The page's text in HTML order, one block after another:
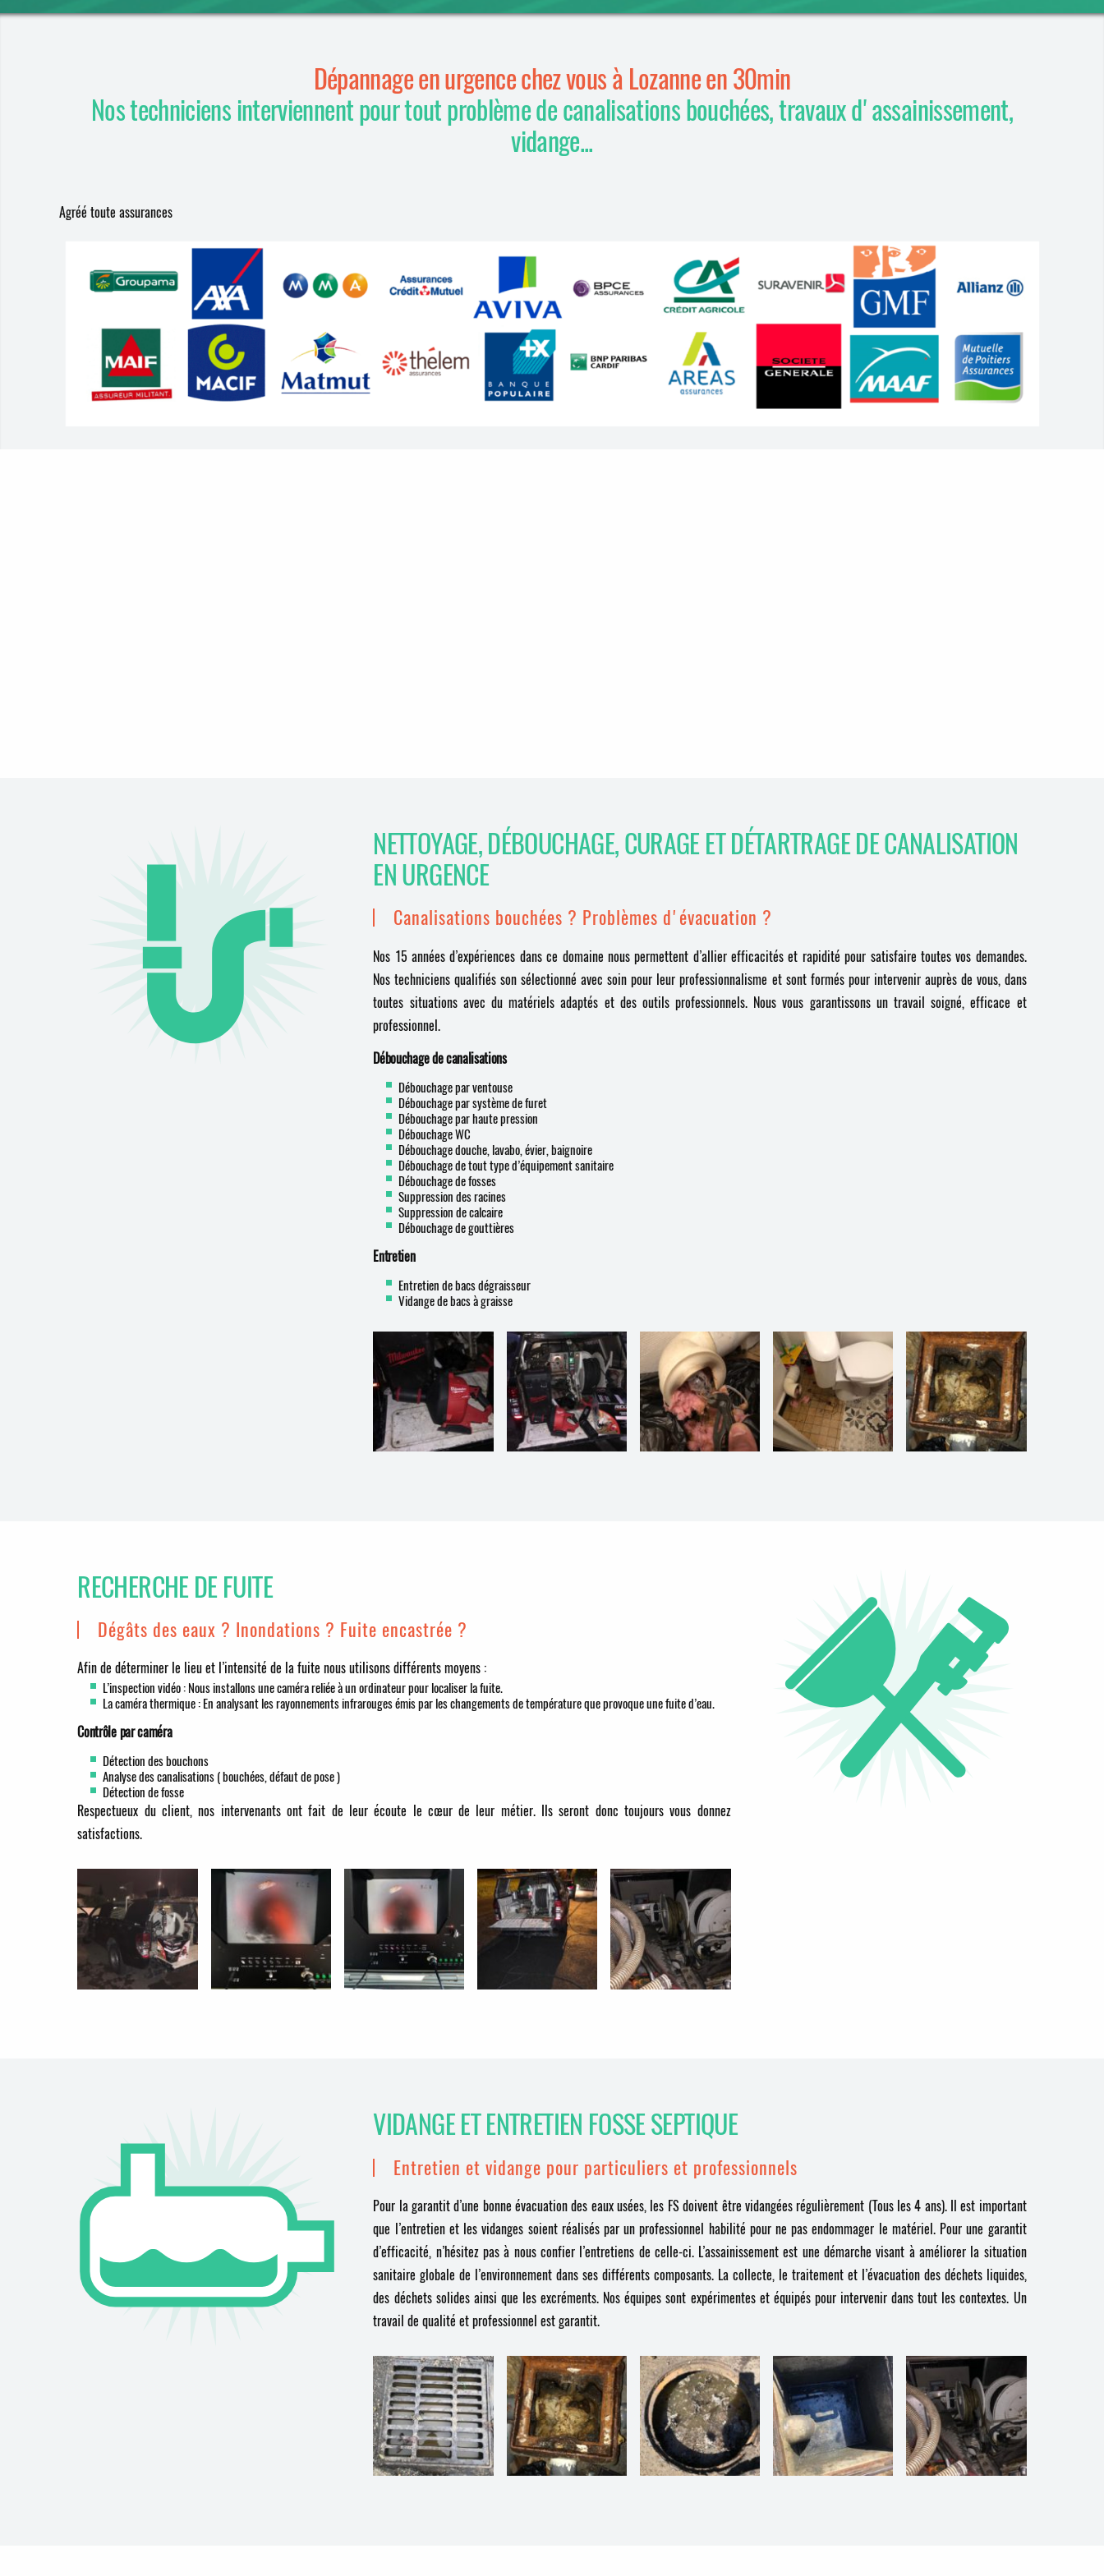
Dépannage en urgence chez vous à Lozanne en 30min
Nos techniciens interviennent pour tout problème de canalisations bouchées, travaux d'assainissement,
vidange...
Agréé toute assurances
NETTOYAGE, DÉBOUCHAGE, CURAGE ET DÉTARTRAGE DE CANALISATION
EN URGENCE
Canalisations bouchées ? Problèmes d'évacuation ?
Nos 15 années d’expériences dans ce domaine nous permettent d’allier efficacités et rapidité pour satisfaire toutes vos demandes.
Nos techniciens qualifiés son sélectionné avec soin pour leur professionnalisme et sont formés pour intervenir auprès de vous, dans
toutes situations avec du matériels adaptés et des outils professionnels. Nous vous garantissons un travail soigné, efficace et
professionnel.
Débouchage de canalisations
Débouchage par ventouse
Débouchage par système de furet
Débouchage par haute pression
Débouchage WC
Débouchage douche, lavabo, évier, baignoire
Débouchage de tout type d’équipement sanitaire
Débouchage de fosses
Suppression des racines
Suppression de calcaire
Débouchage de gouttières
Entretien
Entretien de bacs dégraisseur
Vidange de bacs à graisse
RECHERCHE DE FUITE
Dégâts des eaux ? Inondations ? Fuite encastrée ?
Afin de déterminer le lieu et l’intensité de la fuite nous utilisons différents moyens :
L’inspection vidéo : Nous installons une caméra reliée à un ordinateur pour localiser la fuite.
La caméra thermique : En analysant les rayonnements infrarouges émis par les changements de température que provoque une fuite d’eau.
Contrôle par caméra
Détection des bouchons
Analyse des canalisations ( bouchées, défaut de pose )
Détection de fosse
Respectueux du client, nos intervenants ont fait de leur écoute le cœur de leur métier. Ils seront donc toujours vous donnez
satisfactions.
VIDANGE ET ENTRETIEN FOSSE SEPTIQUE
Entretien et vidange pour particuliers et professionnels
Pour la garantit d’une bonne évacuation des eaux usées, les FS doivent être vidangées régulièrement (Tous les 4 ans). Il est important
que l’entretien et les vidanges soient réalisés par un professionnel habilité pour ne pas endommager le matériel. Pour une garantit
d’efficacité, n’hésitez pas à nous confier l’entretiens de celle-ci. L’assainissement est une démarche visant à améliorer la situation
sanitaire globale de l’environnement dans ses différents composants. La collecte, le traitement et l’évacuation des déchets liquides,
des déchets solides ainsi que les excréments. Nos équipes sont expérimentes et équipés pour intervenir dans tout les contextes. Un
travail de qualité et professionnel est garantit.